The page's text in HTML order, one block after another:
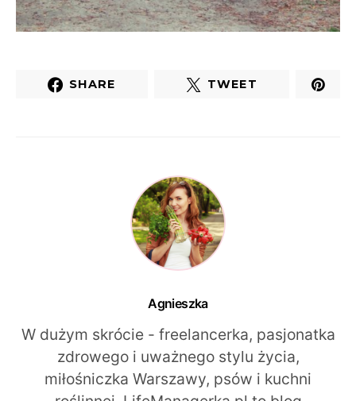
SHARE TWEET
Agnieszka
W dużym skrócie - freelancerka, pasjonatka
zdrowego i uważnego stylu życia,
miłośniczka Warszawy, psów i kuchni